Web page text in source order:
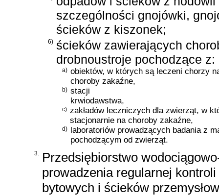
szczególności gnojówki,
ścieków z kiszonek;
6) ścieków zawierających
drobnoustroje pochodzące z:
a) obiektów, w których są leczeni chorzy
choroby zakaźne,
b) stacji
krwiodawstwa,
c) zakładów leczniczych dla zwierząt, w
stacjonarnie na choroby zakaźne,
d)
laboratoriów prowadzących badania z
pochodzącym od zwierząt.
3. Przedsiębiorstwo
prowadzenia regularnej
bytowych i ścieków